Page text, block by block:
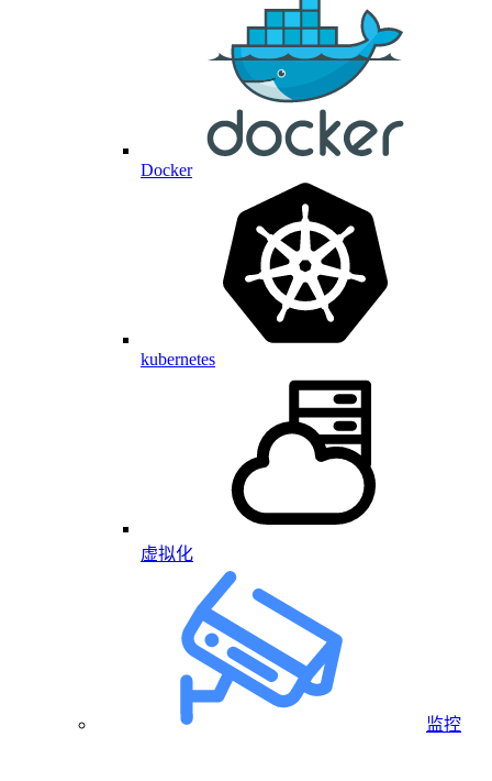
Docker
kubernetes
虚拟化
监控